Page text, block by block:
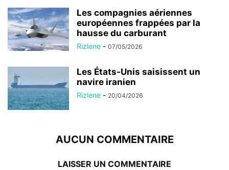
Les compagnies aériennes
européennes frappées par la
hausse du carburant
Rizlene - 07/05/2026
Les États-Unis saisissent un
navire iranien
Rizlene - 20/04/2026
AUCUN COMMENTAIRE
LAISSER UN COMMENTAIRE